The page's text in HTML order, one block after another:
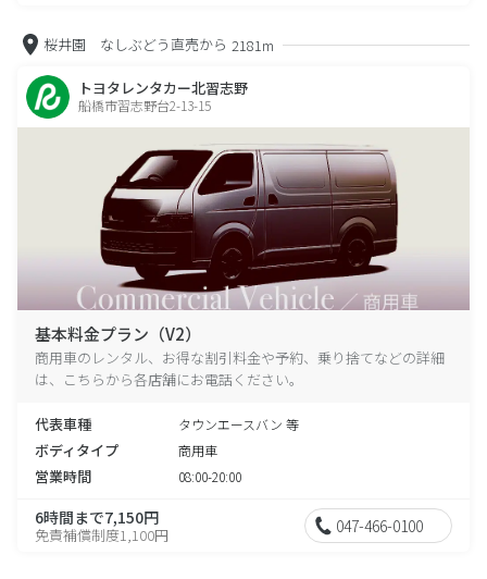
桜井園 なしぶどう直売から 2181m
トヨタレンタカー北習志野
船橋市習志野台2-13-15
基本料金プラン（V2）
商用車のレンタル、お得な割引料金や予約、乗り捨てなどの詳細
は、こちらから各店舗にお電話ください。
代表車種 タウンエースバン 等
ボディタイプ 商用車
営業時間 08:00-20:00
6時間まで7,150円
免責補償制度1,100円 047-466-0100